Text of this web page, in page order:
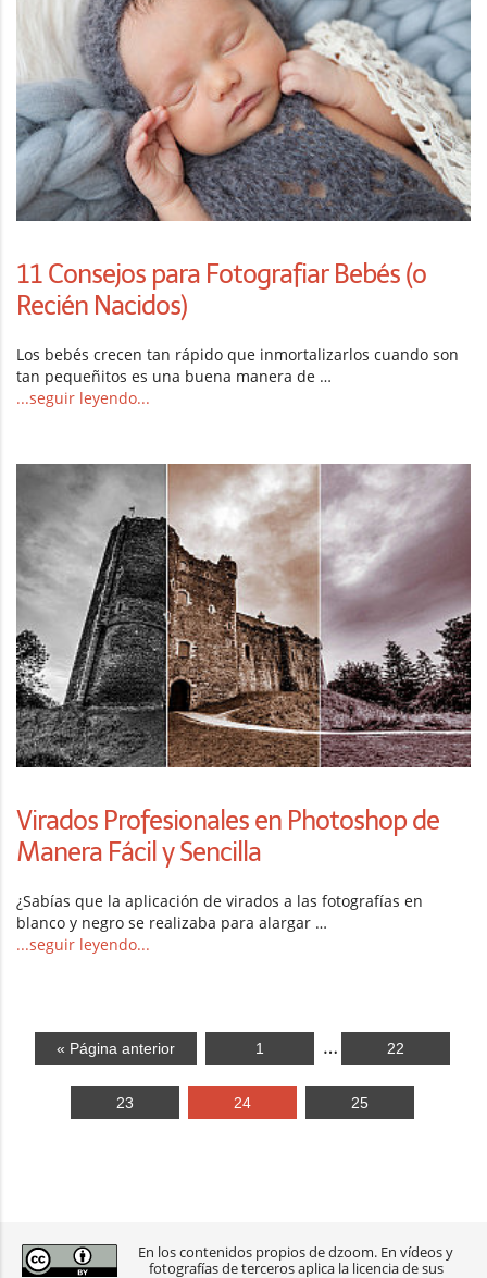
11 Consejos para Fotografiar Bebés (o
Recién Nacidos)
Los bebés crecen tan rápido que inmortalizarlos cuando son
tan pequeñitos es una buena manera de …
...seguir leyendo...
Virados Profesionales en Photoshop de
Manera Fácil y Sencilla
¿Sabías que la aplicación de virados a las fotografías en
blanco y negro se realizaba para alargar …
...seguir leyendo...
« Página anterior 1 … 22
23 24 25
En los contenidos propios de dzoom. En vídeos y
fotografías de terceros aplica la licencia de sus